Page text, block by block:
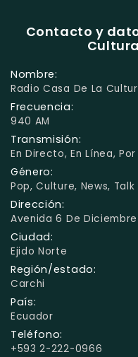
Contacto y
Nombre:
Radio Casa De La
Frecuencia:
940 AM
Transmisión:
En Directo, En Línea,
Género:
Pop, Culture, News, Talk
Dirección:
Avenida 6 De
Ciudad:
Ejido Norte
Región/estado:
Carchi
País:
Ecuador
Teléfono:
+593 2-222-0966